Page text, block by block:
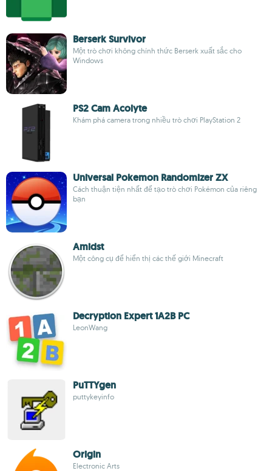
Berserk Survivor
Một trò chơi không chính thức Berserk xuất sắc cho
Windows
PS2 Cam Acolyte
Khám phá camera trong nhiều trò chơi PlayStation 2
Universal Pokemon Randomizer ZX
Cách thuận tiện nhất để tạo trò chơi Pokémon của riêng
bạn
Amidst
Một công cụ để hiển thị các thế giới Minecraft
Decryption Expert 1A2B PC
LeonWang
PuTTYgen
puttykeyinfo
Origin
Electronic Arts